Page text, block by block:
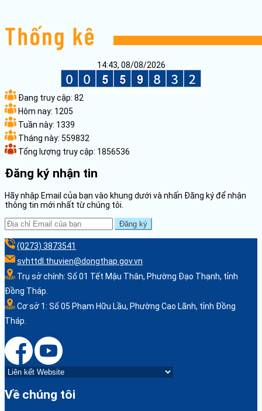
14:43, 08/08/2026
Đang truy cập: 82
Hôm nay: 1205
Tuần này: 1339
Tháng này: 559832
Tổng lượng truy cập: 1856536
Đăng ký nhận tin
Hãy nhập Email của bạn vào khung dưới và nhấn Đăng ký để nhận
thông tin mới nhất từ chúng tôi.
Đăng ký
(0273) 3873541
svhttdl.thuvien@dongthap.gov.vn
Trụ sở chính: Số 01 Tết Mậu Thân, Phường Đạo Thạnh, tỉnh
Đồng Tháp.
Cơ sở 1: Số 05 Phạm Hữu Lầu, Phường Cao Lãnh, tỉnh Đồng
Tháp.
Về chúng tôi